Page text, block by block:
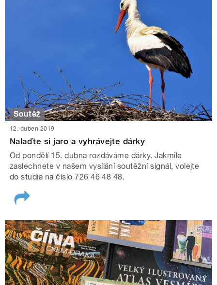
Soutěž
12. duben 2019
Nalaďte si jaro a vyhrávejte dárky
Od pondělí 15. dubna rozdáváme dárky. Jakmile
zaslechnete v našem vysílání soutěžní signál, volejte
do studia na číslo 726 46 48 48.